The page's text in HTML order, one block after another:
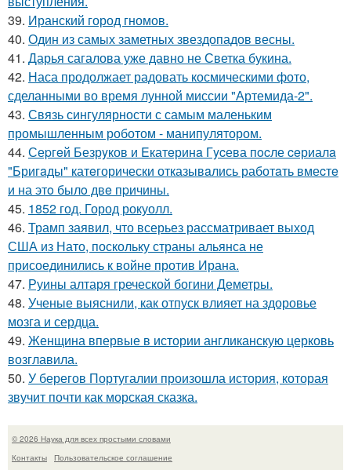
39. Иранский город гномов.
40. Один из самых заметных звездопадов весны.
41. Дарья сагалова уже давно не Светка букина.
42. Наса продолжает радовать космическими фото,
сделанными во время лунной миссии "Артемида-2".
43. Связь сингулярности с самым маленьким
промышленным роботом - манипулятором.
44. Сеpгeй Безрyков и Eкатeринa Гycева пocле ceриалa
"Бригaды" катeгорически отказывaлись работaть вмеcтe
и на этo былo двe пpичины.
45. 1852 год. Город рокуолл.
46. Трамп заявил, что всерьез рассматривает выход
США из Нато, поскольку страны альянса не
присоединились к войне против Ирана.
47. Руины алтаря греческой богини Деметры.
48. Ученые выяснили, как отпуск влияет на здоровье
мозга и сердца.
49. Женщина впервые в истории англиканскую церковь
возглавила.
50. У берегов Португалии произошла история, которая
звучит почти как морская сказка.
© 2026 Наука для всех простыми словами
Контакты
Пользовательское соглашение